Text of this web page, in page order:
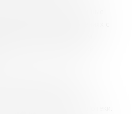
хранятся в помещениях с
определяются приказом
с центральной
систему
серверах Библиотеки,
адресу Библиотеки.